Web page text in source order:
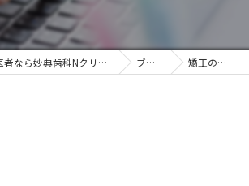
妙典エリアの歯医者なら妙典歯科Nクリニック ブログ 矯正の値段